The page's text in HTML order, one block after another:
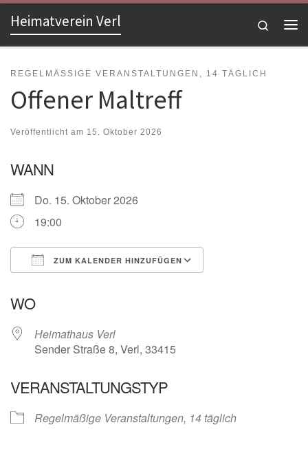
Zum Inhalt springen
Heimatverein Verl
Search
REGELMÄSSIGE VERANSTALTUNGEN, 14 TÄGLICH
Offener Maltreff
Veröffentlicht am 15. Oktober 2026
WANN
Do. 15. Oktober 2026
19:00
ZUM KALENDER HINZUFÜGEN
WO
Heimathaus Verl
Sender Straße 8, Verl, 33415
VERANSTALTUNGSTYP
Regelmäßige Veranstaltungen, 14 täglich